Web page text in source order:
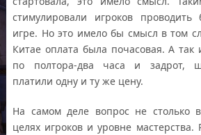
стимулировали игроков
игре. Но это имело бы смысл в том
Китае оплата была почасовая. А
по полтора-два часа и задрот,
платили одну и ту же цену.
На самом деле вопрос не столько
целях игроков и уровне